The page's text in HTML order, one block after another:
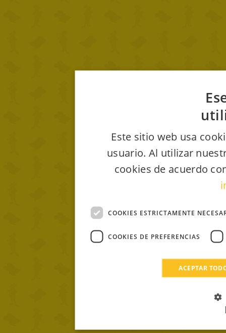
Este sitio web usa
usuario. Al utilizar
cookies de acuerdo
COOKIES ESTRICTAMENTE
COOKIES DE PREFERENCIAS
ACEPTAR